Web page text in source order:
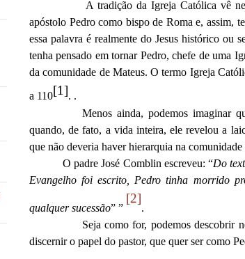
A tradição da Igreja Católica vê
apóstolo Pedro como bispo de Roma e, assim,
essa palavra é realmente do Jesus histórico ou
tenha pensado em tornar Pedro, chefe de uma
da comunidade de Mateus. O termo Igreja
a 110[1]. .
Menos ainda, podemos imaginar
quando, de fato, a vida inteira, ele revelou a
que não deveria haver hierarquia na
O padre José Comblin escreveu: “Do
Evangelho foi escrito, Pedro tinha morrido
qualquer sucessão” ”
[2]
.
Seja como for, podemos descobrir
discernir o papel do pastor, que quer ser como